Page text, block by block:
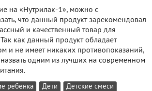
на «Нутрилак-1», можно с
что данный продукт зарекомендовал
и качественный товар для
Так как данный продукт обладает
и не имеет никаких противопоказаний,
одним из лучших на современном
ребенка Дети Детские смеси